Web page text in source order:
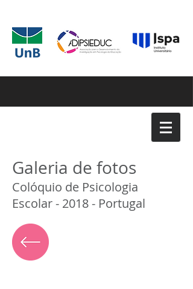
Galeria de fotos
Colóquio de Psicologia
Escolar - 2018 - Portugal